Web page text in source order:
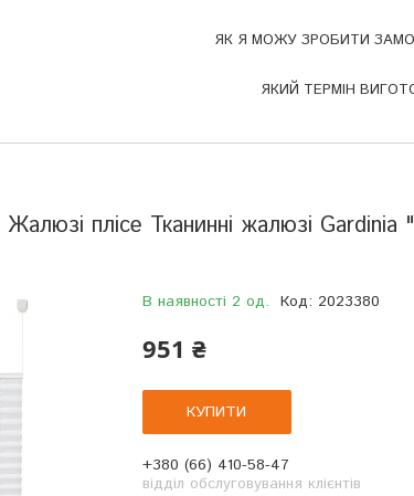
ЯК Я МОЖУ ЗРОБИТИ
ЯКИЙ ТЕРМІН
плісе Тканинні жалюзі Gardinia
В наявності 2 од. Код: 2023380
951 ₴
КУПИТИ
+380 (66) 410-58-47
відділ обслуговування клієнтів